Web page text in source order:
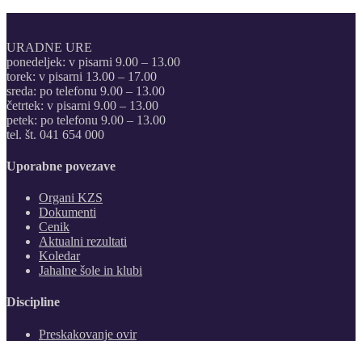
URADNE URE
ponedeljek: v pisarni 9.00 – 13.00
torek: v pisarni 13.00 – 17.00
sreda: po telefonu 9.00 – 13.00
četrtek: v pisarni 9.00 – 13.00
petek: po telefonu 9.00 – 13.00
tel. št. 041 654 000
Uporabne povezave
Organi KZS
Dokumenti
Cenik
Aktualni rezultati
Koledar
Jahalne šole in klubi
Discipline
Preskakovanje ovir